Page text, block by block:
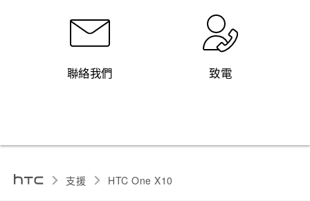
聯絡我們 致電
支援 HTC One X10‎